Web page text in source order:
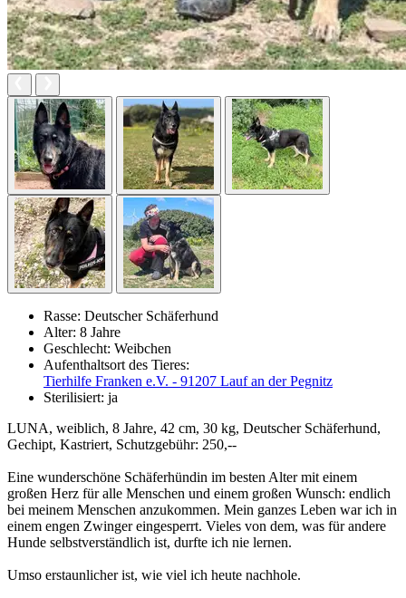
Rasse: Deutscher Schäferhund
Alter: 8 Jahre
Geschlecht: Weibchen
Aufenthaltsort des Tieres:
Tierhilfe Franken e.V. - 91207 Lauf an der Pegnitz
Sterilisiert: ja
LUNA, weiblich, 8 Jahre, 42 cm, 30 kg, Deutscher Schäferhund,
Gechipt, Kastriert, Schutzgebühr: 250,--
Eine wunderschöne Schäferhündin im besten Alter mit einem
großen Herz für alle Menschen und einem großen Wunsch: endlich
bei meinem Menschen anzukommen. Mein ganzes Leben war ich in
einem engen Zwinger eingesperrt. Vieles von dem, was für andere
Hunde selbstverständlich ist, durfte ich nie lernen.
Umso erstaunlicher ist, wie viel ich heute nachhole.